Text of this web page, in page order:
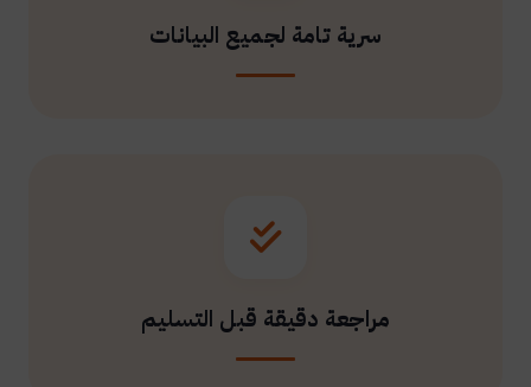
سرية تامة لجميع البيانات
مراجعة دقيقة قبل التسليم